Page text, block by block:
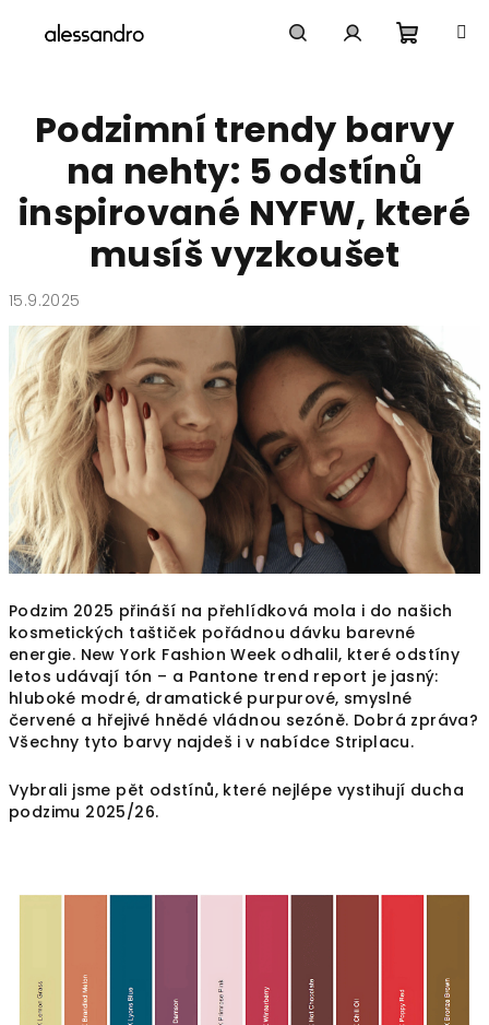
košík
Podzimní trendy barvy
na nehty: 5 odstínů
inspirované NYFW, které
musíš vyzkoušet
15.9.2025
Podzim 2025 přináší na přehlídková mola i do našich
kosmetických taštiček pořádnou dávku barevné
energie. New York Fashion Week odhalil, které odstíny
letos udávají tón – a Pantone trend report je jasný:
hluboké modré, dramatické purpurové, smyslné
červené a hřejivé hnědé vládnou sezóně. Dobrá zpráva?
Všechny tyto barvy najdeš i v nabídce Striplacu.
Vybrali jsme pět odstínů, které nejlépe vystihují ducha
podzimu 2025/26.